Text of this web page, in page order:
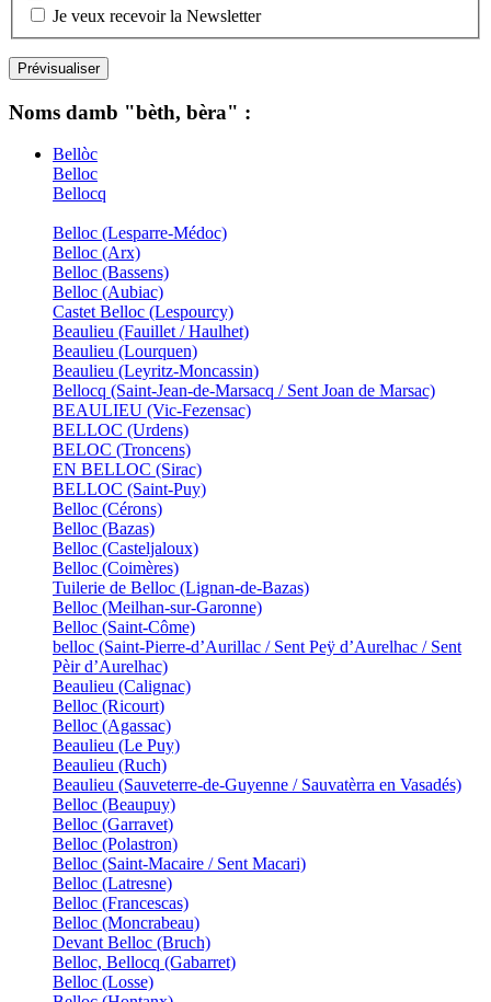
Je veux recevoir la Newsletter
Noms damb "bèth, bèra" :
Bellòc
Belloc
Bellocq
Belloc (Lesparre-Médoc)
Belloc (Arx)
Belloc (Bassens)
Belloc (Aubiac)
Castet Belloc (Lespourcy)
Beaulieu (Fauillet / Haulhet)
Beaulieu (Lourquen)
Beaulieu (Leyritz-Moncassin)
Bellocq (Saint-Jean-de-Marsacq / Sent Joan de Marsac)
BEAULIEU (Vic-Fezensac)
BELLOC (Urdens)
BELOC (Troncens)
EN BELLOC (Sirac)
BELLOC (Saint-Puy)
Belloc (Cérons)
Belloc (Bazas)
Belloc (Casteljaloux)
Belloc (Coimères)
Tuilerie de Belloc (Lignan-de-Bazas)
Belloc (Meilhan-sur-Garonne)
Belloc (Saint-Côme)
belloc (Saint-Pierre-d’Aurillac / Sent Peÿ d’Aurelhac / Sent
Pèir d’Aurelhac)
Beaulieu (Calignac)
Belloc (Ricourt)
Belloc (Agassac)
Beaulieu (Le Puy)
Beaulieu (Ruch)
Beaulieu (Sauveterre-de-Guyenne / Sauvatèrra en Vasadés)
Belloc (Beaupuy)
Belloc (Garravet)
Belloc (Polastron)
Belloc (Saint-Macaire / Sent Macari)
Belloc (Latresne)
Belloc (Francescas)
Belloc (Moncrabeau)
Devant Belloc (Bruch)
Belloc, Bellocq (Gabarret)
Belloc (Losse)